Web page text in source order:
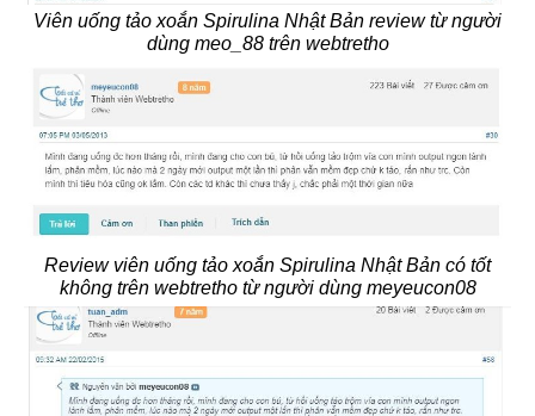
Viên uống tảo xoắn Spirulina Nhật Bản review từ người
dùng meo_88 trên webtretho
Review viên uống tảo xoắn Spirulina Nhật Bản có tốt
không trên webtretho từ người dùng meyeucon08